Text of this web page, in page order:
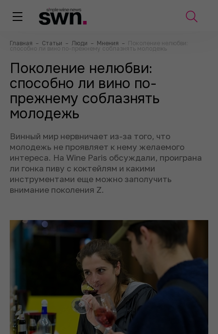
Главная – Статьи – Люди – Мнения – Поколение нелюбви:
способно ли вино по-прежнему соблазнять молодежь
Поколение нелюбви:
способно ли вино по-
прежнему соблазнять
молодежь
Винный мир нервничает из-за того, что
молодежь не проявляет к нему желаемого
интереса. На Wine Paris обсуждали, проиграна
ли гонка пиву c коктейлям и какими
инструментами еще можно заполучить
внимание поколения Z.